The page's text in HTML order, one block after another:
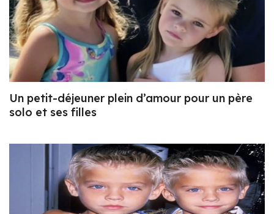
Un petit-déjeuner plein d’amour pour un père
solo et ses filles